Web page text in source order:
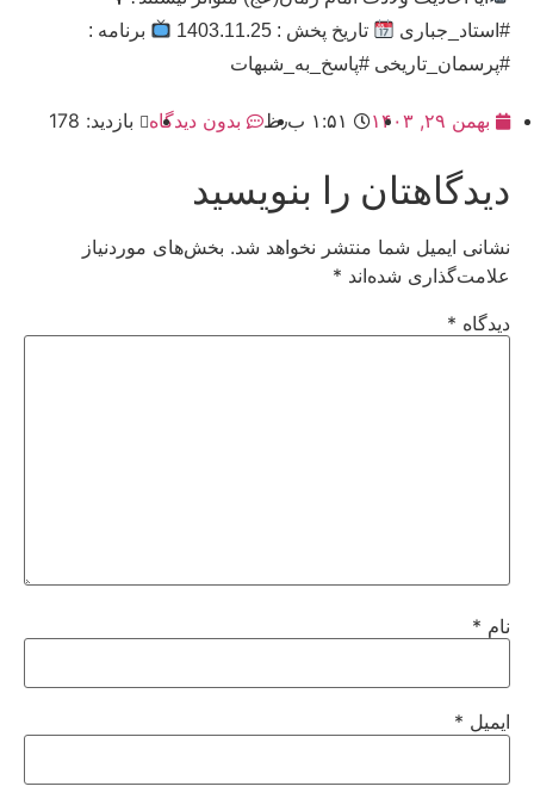
#استاد_جباری
تاریخ پخش : 1403.11.25
برنامه :
#پرسمان_تاریخی #پاسخ_به_شبهات
بهمن ۲۹, ۱۴۰۳ ۱:۵۱ ب٫ظ بدون دیدگاه بازدید: 178
دیدگاهتان را بنویسید
نشانی ایمیل شما منتشر نخواهد شد. بخش‌های موردنیاز
علامت‌گذاری شده‌اند *
دیدگاه *
نام *
ایمیل *